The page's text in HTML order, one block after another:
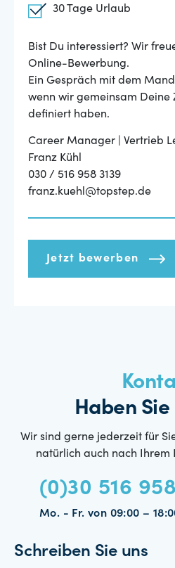
30 Tage Urlaub
Bist Du interessiert? Wir
Online-Bewerbung.
Ein Gespräch mit dem
wenn wir gemeinsam Deine
definiert haben.
Career Manager | Vertrieb
Franz Kühl
030 / 516 958 3139
franz.kuehl@topstep.de
Jetzt bewerben
Haben
Wir sind gerne jederzeit für
natürlich auch nach Ihrem
(0)30 516
Mo. - Fr. von 09:00 –
Schreiben Sie uns